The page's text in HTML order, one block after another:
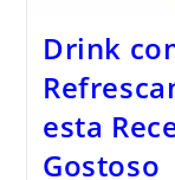
Drink
esta
Gostoso